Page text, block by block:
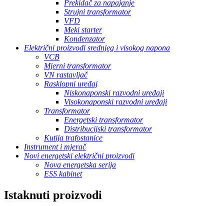
Prekidač za napajanje
Strujni transformator
VFD
Meki starter
Kondenzator
Električni proizvodi srednjeg i visokog napona
VCB
Mjerni transformator
VN rastavljač
Rasklopni uređaj
Niskonaponski razvodni uređaji
Visokonaponski razvodni uređaji
Transformator
Energetski transformator
Distribucijski transformator
Kutija trafostanice
Instrument i mjerač
Novi energetski električni proizvodi
Nova energetska serija
ESS kabinet
Istaknuti proizvodi